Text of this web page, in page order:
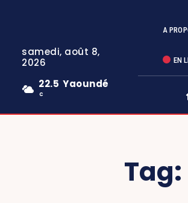
samedi, août 8,
2026
22.5
C
Yaoundé
A
EN
Tag: